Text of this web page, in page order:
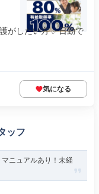
がしたい方 ✅日勤で
気になる
ッフ
ニュアルあり！未経